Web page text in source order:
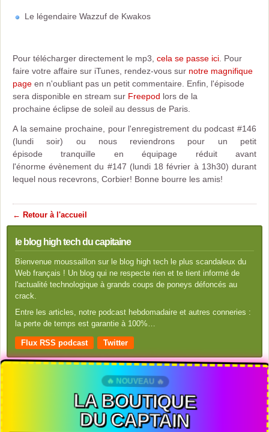
Le légendaire Wazzuf de Kwakos
Pour télécharger directement le mp3, cela se passe ici . Pour
faire votre affaire sur iTunes, rendez-vous sur notre magnifique
page en n'oubliant pas un petit commentaire. Enfin, l'épisode
sera disponible en stream sur Freepod lors de la
prochaine éclipse de soleil au dessus de Paris.
A la semaine prochaine, pour l'enregistrement du podcast #146
(lundi soir) ou nous reviendrons pour un petit
épisode tranquille en équipage réduit avant
l'énorme évènement du #147 (lundi 18 février à 13h30) durant
lequel nous recevrons, Corbier! Bonne bourre les amis!
← Retour à l'accueil
le blog high tech du capitaine
Bienvenue moussaillon sur le blog high tech le plus scandaleux du
Web français ! Un blog qui ne respecte rien et te tient informé de
l'actualité technologique à grands coups de poneys défoncés au
crack.
Entre les articles, notre podcast hebdomadaire et autres conneries :
la perte de temps est garantie à 100%…
Flux RSS podcast Twitter
🔥 NOUVEAU 🔥
LA BOUTIQUE
DU CAPTAIN